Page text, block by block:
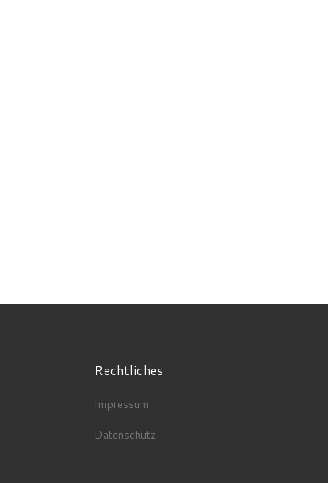
Rechtliches
Impressum
Datenschutz